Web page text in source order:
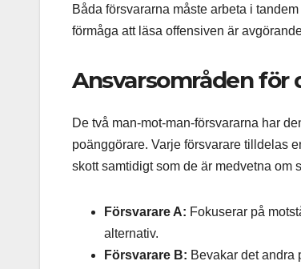
Båda försvararna måste arbeta i
förmåga att läsa offensiven är
Ansvarsområden för
De två man-mot-man-försvararna har
poänggörare. Varje försvarare tilldelas
skott samtidigt som de är medvetna om
Försvarare A: Fokuserar på
alternativ.
Försvarare B: Bevakar det andra